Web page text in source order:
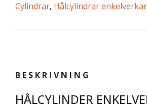
Cylindrar, Hålcylindrar
BESKRIVNING
HÅLCYLINDER